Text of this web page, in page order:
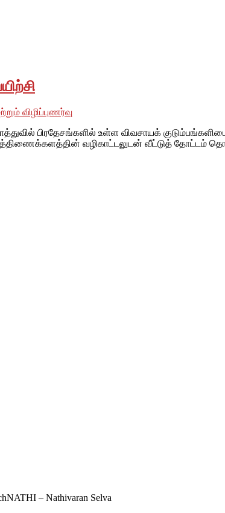
விழிப்புணர்வு
பிரதேசங்களில் உள்ள விவசாயக்
வழிகாட்டலுடன் வீட்டுத் தோட்டம்
– Nathivaran Selva